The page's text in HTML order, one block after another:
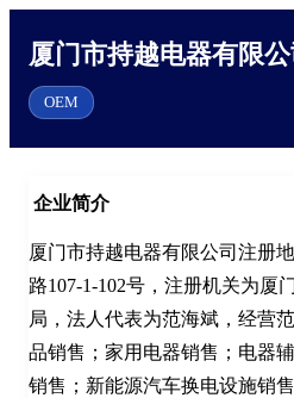
厦门市持越电器有限公
OEM
企业简介
厦门市持越电器有限公司注册
路107-1-102号，注册机关为厦
局，法人代表为范海斌，经营
品销售；家用电器销售；电器
销售；新能源汽车换电设施销